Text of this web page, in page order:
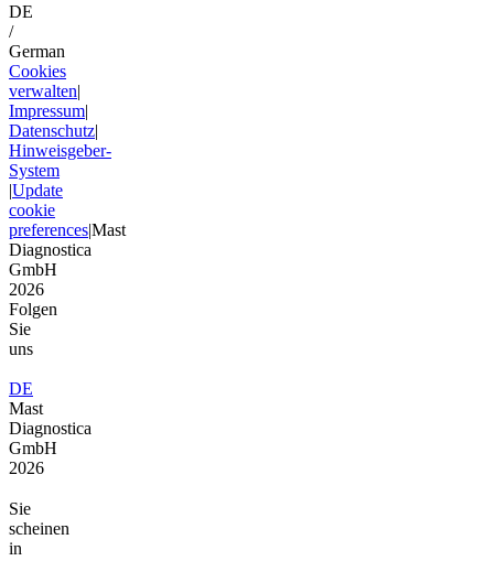
DE
/
German
Cookies
verwalten|
Impressum|
Datenschutz|
Hinweisgeber-
System
|Update
cookie
preferences|Mast
Diagnostica
GmbH
2026
Folgen
Sie
uns
DE
Mast
Diagnostica
GmbH
2026
Sie
scheinen
in